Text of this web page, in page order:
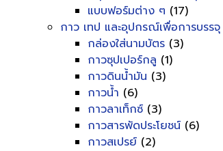
แบบฟอร์มต่าง ๆ (17)
กาว เทป และอุปกรณ์เพื่อการบรรจุ
กล่องใส่นามบัตร (3)
กาวซุปเปอร์กลู (1)
กาวดินน้ำมัน (3)
กาวน้ำ (6)
กาวลาเท็กซ์ (3)
กาวสารพัดประโยชน์ (6)
กาวสเปรย์ (2)